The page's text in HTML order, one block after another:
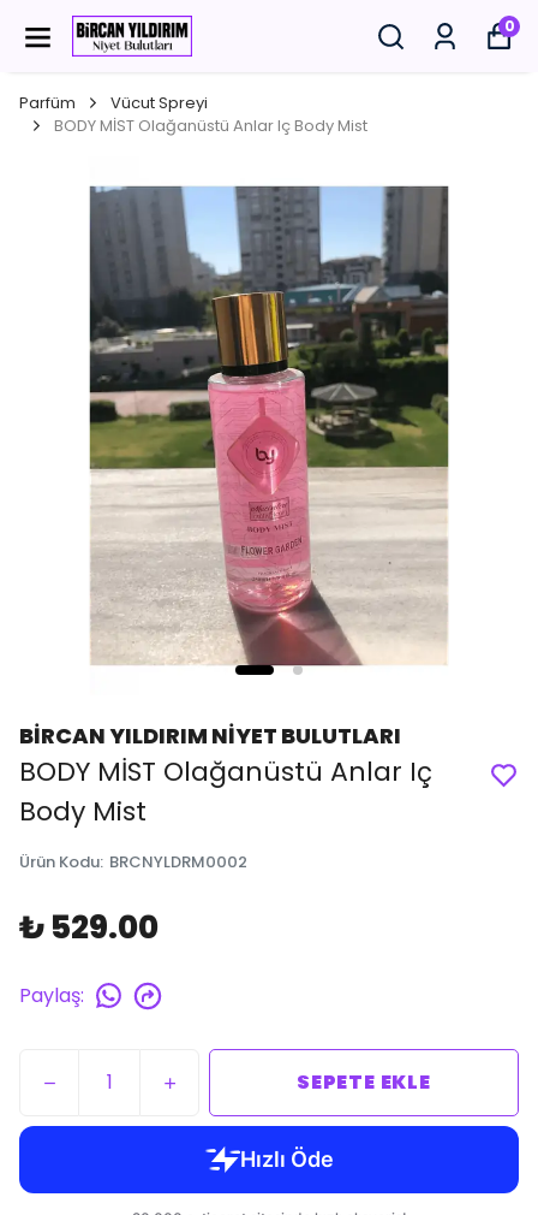
0
Parfüm
Vücut Spreyi
BODY MİST Olağanüstü Anlar Iç Body Mist
BİRCAN YILDIRIM NİYET BULUTLARI
BODY MİST Olağanüstü Anlar Iç
Body Mist
Ürün Kodu: BRCNYLDRM0002
₺ 529.00
Paylaş:
SEPETE EKLE